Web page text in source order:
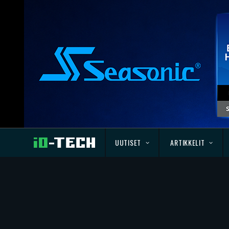
UUTISET ARTIKKELIT